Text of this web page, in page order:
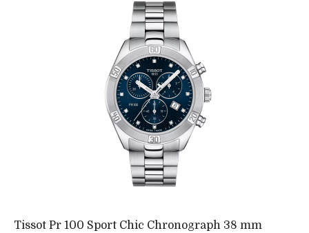
Tissot Pr 100 Sport Chic Chronograph 38 mm